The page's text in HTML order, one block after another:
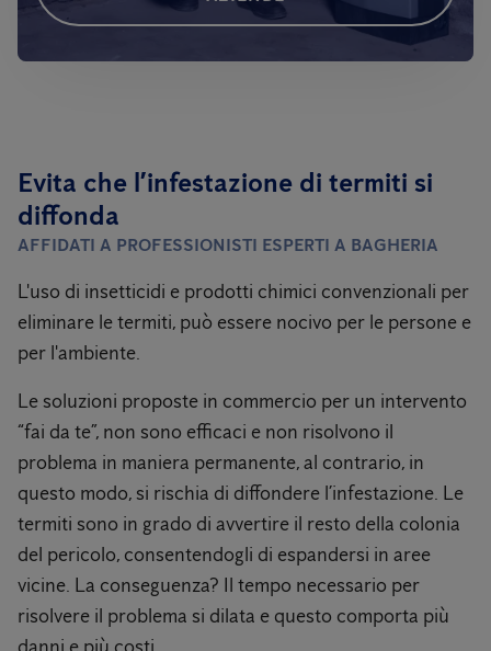
Evita che l’infestazione di termiti si
diffonda
AFFIDATI A PROFESSIONISTI ESPERTI A BAGHERIA
L'uso di insetticidi e prodotti chimici convenzionali per
eliminare le termiti, può essere nocivo per le persone e
per l'ambiente.
Le soluzioni proposte in commercio per un intervento
“fai da te”, non sono efficaci e non risolvono il
problema in maniera permanente, al contrario, in
questo modo, si rischia di diffondere l’infestazione. Le
termiti sono in grado di avvertire il resto della colonia
del pericolo, consentendogli di espandersi in aree
vicine. La conseguenza? Il tempo necessario per
risolvere il problema si dilata e questo comporta più